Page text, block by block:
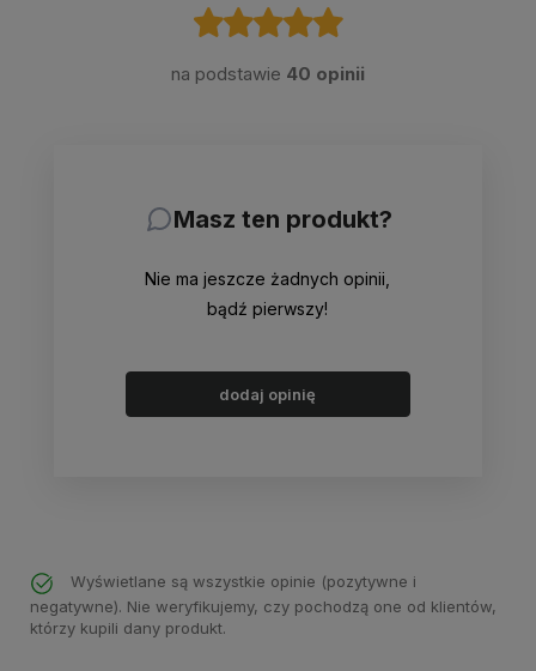
na podstawie 40 opinii
Masz ten produkt?
Nie ma jeszcze żadnych opinii,
bądź pierwszy!
dodaj opinię
Wyświetlane są wszystkie opinie (pozytywne i
negatywne). Nie weryfikujemy, czy pochodzą one od klientów,
którzy kupili dany produkt.